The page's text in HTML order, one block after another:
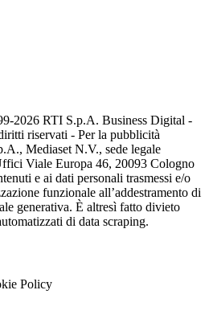
2026 RTI S.p.A. Business Digital -
riservati - Per la pubblicità
Mediaset N.V., sede legale
Viale Europa 46, 20093 Cologno
e ai dati personali trasmessi e/o
funzionale all’addestramento di
generativa. È altresì fatto divieto
di data scraping.
Policy